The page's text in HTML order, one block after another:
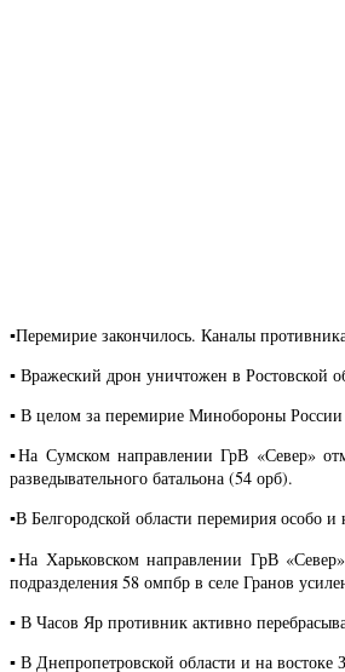
▪️Перемирие закончилось. Каналы
▪️ Вражеский дрон уничтожен в
▪️ В целом за перемирие Минобороны
▪️На Сумском направлении ГрВ «Север»
разведывательного батальона (54 орб).
▪️В Белгородской области перемирия особо
▪️На Харьковском направлении ГрВ
подразделения 58 омпбр в селе Гранов
▪️ В Часов Яр противник активно
▪️ В Днепропетровской области и на